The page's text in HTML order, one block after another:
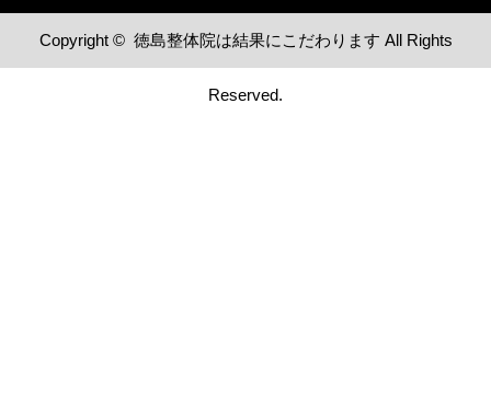
Copyright © 徳島整体院は結果にこだわります All Rights
Reserved.